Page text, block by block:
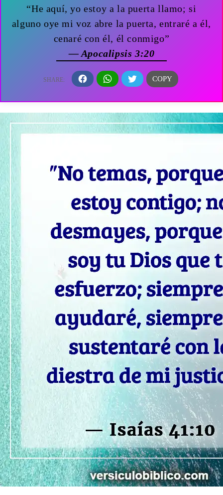
“He aquí, yo estoy a la puerta llamo; si
alguno oye mi voz abre la puerta, entraré a él,
cenaré con él, él conmigo”
— Apocalipsis 3:20